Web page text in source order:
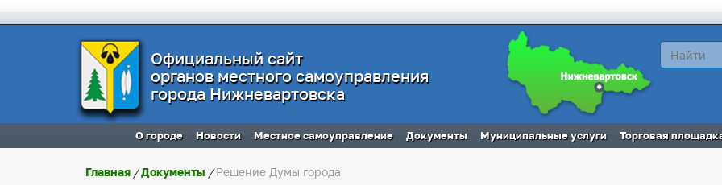
Официальный сайт
органов местного самоуправления
города Нижневартовска
О городе Новости Местное самоуправление Документы Муниципальные услуги Торговая
Главная /Документы /Решение Думы города